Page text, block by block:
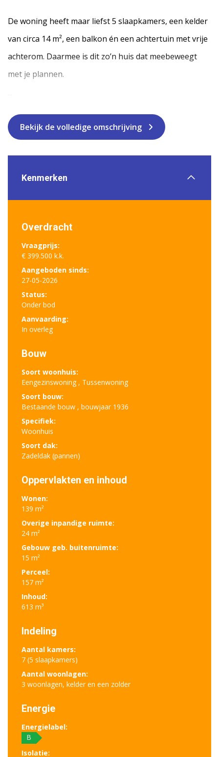
De woning heeft maar liefst 5 slaapkamers, een kelder
van circa 14 m², een balkon én een achtertuin met vrije
achterom. Daarmee is dit zo’n huis dat meebeweegt
met je plannen.
Bekijk de volledige omschrijving
Kenmerken
Overdracht
Vraagprijs:
€ 399.500 k.k.
Aangeboden sinds:
27-05-2026
Status:
Onder bod
Aanvaarding:
In overleg
Bouw
Soort woonhuis:
Eengezinswoning , Tussenwoning
Soort bouw:
Bestaande bouw , bouwjaar 1936
Specifiek:
Woonhuis
Soort dak:
Zadeldak (pannen)
Oppervlakten en inhoud
Wonen:
139 m²
Overige inpandige ruimte:
24 m²
Gebouw geb. buitenruimte:
15 m²
Perceel:
157 m²
Inhoud:
613 m³
Indeling
Aantal kamers:
7 (5 slaapkamers)
Aantal woonlagen:
3 woonlagen, kelder en een zolder
Energie
Energielabel:
B
Isolatie: